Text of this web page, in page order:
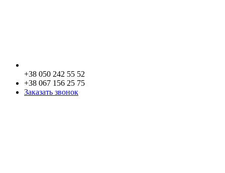
+38 050 242 55 52
+38 067 156 25 75
Заказать звонок